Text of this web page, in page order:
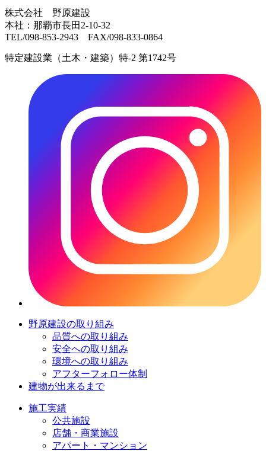
株式会社 野原建設
本社：那覇市長田2-10-32
TEL/098-853-2943 FAX/098-833-0864
特定建設業（土木・建築）特-2 第1742号
野原建設の取り組み
品質への取り組み
安全への取り組み
環境への取り組み
アフターフォロー体制
建物が出来るまで
施工実績
公共施設
店舗・商業施設
アパート・マンション